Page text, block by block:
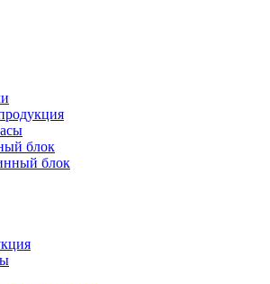
блок
блок